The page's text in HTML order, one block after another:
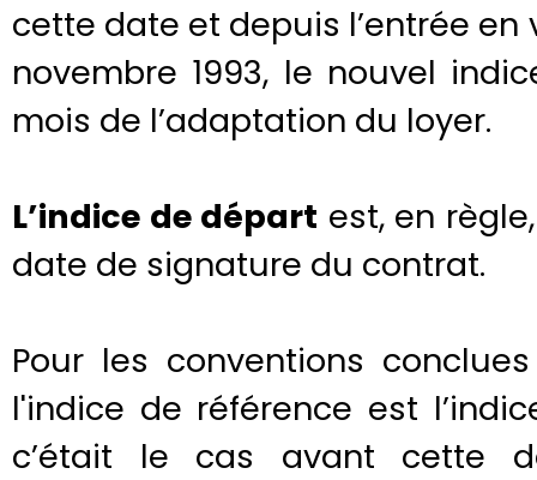
cette date et depuis l’entrée en
novembre 1993, le nouvel
mois de l’adaptation du loyer.
L’indice de départ est, en
date de signature du contrat.
Pour les conventions
l'indice de référence est
c’était le cas avant cette